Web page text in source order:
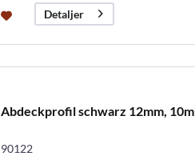
Detaljer
Abdeckprofil schwarz 12mm, 10m
90122